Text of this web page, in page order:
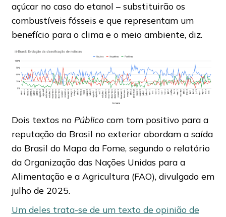
açúcar no caso do etanol – substituirão os
combustíveis fósseis e que representam um
benefício para o clima e o meio ambiente, diz.
Dois textos no Públicocom tom positivo para a
reputação do Brasil no exterior abordam a saída
do Brasil do Mapa da Fome, segundo o relatório
da Organização das Nações Unidas para a
Alimentação e a Agricultura (FAO), divulgado em
julho de 2025.
Um deles trata-se de um texto de opinião de